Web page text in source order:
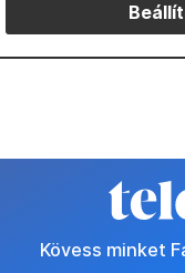
Kövess minket